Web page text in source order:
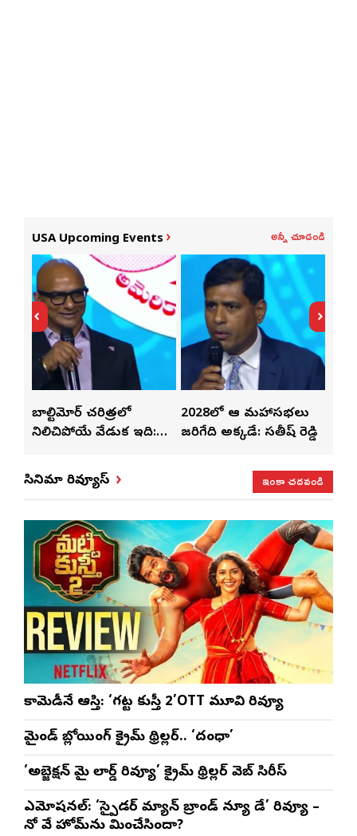
USA Upcoming Events అన్నీ చూడండి
బాల్టిమోర్ చరిత్రలో
నిలిచిపోయే వేడుక ఇది:
2028లో ఆటా మహాసభలు
జరిగేది అక్కడే: సతీష్ రెడ్డి
సినిమా రివ్యూస్ ఇంకా చదవండి
కామెడీనే ఆస్తి: ‘గట్ట కుస్తీ 2’OTT మూవి రివ్యూ
మైండ్ బ్లోయింగ్ క్రైమ్ థ్రిల్లర్.. ‘దంధా’
‘అబ్జెక్ష‌న్ మై లార్డ్ రివ్యూ’ క్రైమ్ థ్రిల్ల‌ర్ వెబ్ సిరీస్
ఎమోష‌న‌ల్‌: ‘స్పైడర్ మ్యాన్ బ్రాండ్ న్యూ డే’ రివ్యూ –
నో వే హోమ్‌ను మించేసిందా?